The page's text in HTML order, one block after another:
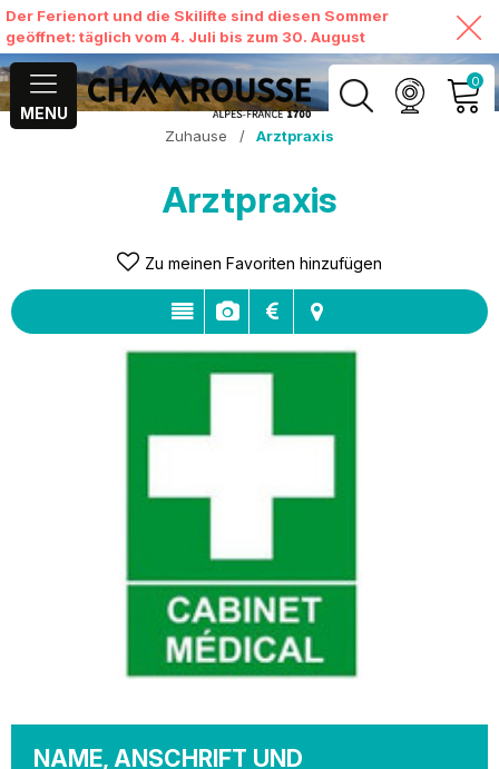
Der Ferienort und die Skilifte sind diesen Sommer
geöffnet: täglich vom 4. Juli bis zum 30. August
MENU
0
MEIN KONTO
MEINEN WARENKORB
Zuhause / Arztpraxis
Arztpraxis
Zu meinen Favoriten hinzufügen
NAME, ANSCHRIFT UND